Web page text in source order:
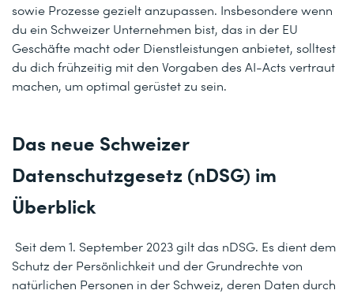
sowie Prozesse gezielt anzupassen. Insbesondere wenn
du ein Schweizer Unternehmen bist, das in der EU
Geschäfte macht oder Dienstleistungen anbietet, solltest
du dich frühzeitig mit den Vorgaben des AI-Acts vertraut
machen, um optimal gerüstet zu sein.
Das neue Schweizer
Datenschutzgesetz (nDSG) im
Überblick
Seit dem 1. September 2023 gilt das nDSG. Es dient dem
Schutz der Persönlichkeit und der Grundrechte von
natürlichen Personen in der Schweiz, deren Daten durch